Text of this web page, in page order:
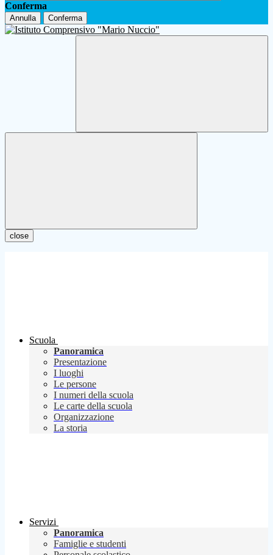
Conferma
Annulla Conferma
close
Scuola
Panoramica
Presentazione
I luoghi
Le persone
I numeri della scuola
Le carte della scuola
Organizzazione
La storia
Servizi
Panoramica
Famiglie e studenti